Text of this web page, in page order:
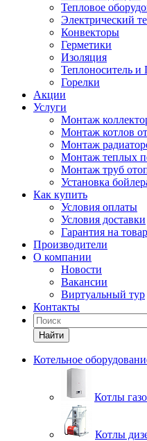
Тепловое
Электрический
Конвекторы
Герметики
Изоляция
Теплоноситель
Горелки
Акции
Услуги
Монтаж
Монтаж котлов
Монтаж
Монтаж теплых
Монтаж труб
Установка
Как купить
Условия оплаты
Условия доставки
Гарантия на товар
Производители
О компании
Новости
Вакансии
Виртуальный тур
Контакты
Найти
Котельное
Котлы
Котлы